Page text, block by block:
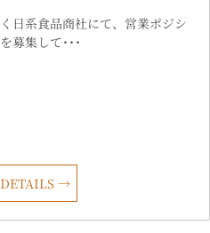
日系食品商社にて、営業ポジシ
募集して･･･